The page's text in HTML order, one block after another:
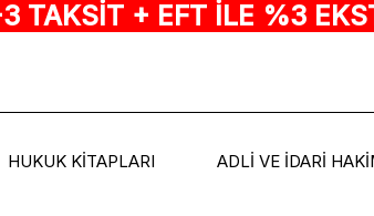
TAKSİT + EFT İLE %3
HUKUK KİTAPLARI ADLİ VE İDARİ